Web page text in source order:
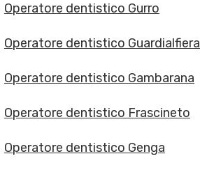
Operatore dentistico Gurro
Operatore dentistico Guardialfiera
Operatore dentistico Gambarana
Operatore dentistico Frascineto
Operatore dentistico Genga